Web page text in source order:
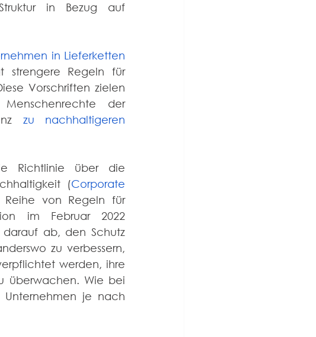
in Bezug auf
in Lieferketten
strengere Regeln für
Vorschriften zielen
der
zu nachhaltigeren
Richtlinie über die
(Corporate
von Regeln für
im Februar 2022
darauf ab, den Schutz
zu verbessern,
werden, ihre
überwachen. Wie bei
Unternehmen je nach